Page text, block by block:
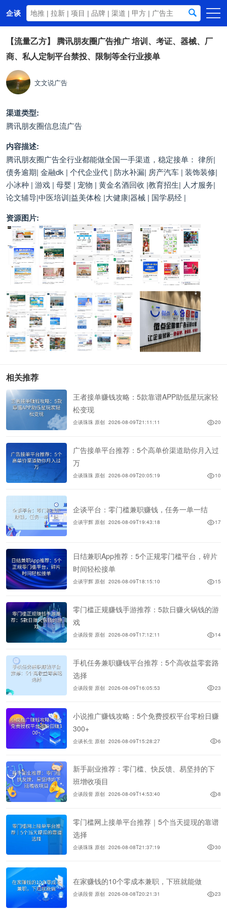
企谈
首页
商务资源
资讯动态
关于我们
【流量乙方】
腾讯朋友圈广告推广 培训、考证、器械、厂
商、私人定制平台禁投、限制等全行业接单
文文说广告
渠道类型:
腾讯朋友圈信息流广告
内容描述:
腾讯朋友圈广告全行业都能做全国一手渠道，稳定接单： 律所|
债务逾期| 金融dk | 个代企业代 | 防水补漏| 房产汽车 | 装饰装修|
小冰种 | 游戏 | 母婴 | 宠物 | 黄金名酒回收 |教育招生| 人才服务|
论文辅导|中医培训|益美体检 |大健康|器械 | 国学易经 |
资源图片:
相关推荐
王者接单赚钱攻略：5款靠谱APP助低星玩家轻
松变现
企谈珠珠 原创 2026-08-09T21:11:11 20
广告接单平台推荐：5个高单价渠道助你月入过
万
企谈珠珠 原创 2026-08-09T20:05:19 10
企谈平台：零门槛兼职赚钱，任务一单一结
企谈宇辉 原创 2026-08-09T19:43:18 17
日结兼职App推荐：5个正规零门槛平台，碎片
时间轻松接单
企谈宇辉 原创 2026-08-09T18:15:10 15
零门槛正规赚钱手游推荐：5款日赚火锅钱的游
戏
企谈段誉 原创 2026-08-09T17:12:11 14
手机任务兼职赚钱平台推荐：5个高收益零套路
选择
企谈段誉 原创 2026-08-09T16:05:53 23
小说推广赚钱攻略：5个免费授权平台零粉日赚
300+
企谈长生 原创 2026-08-09T15:28:27 6
新手副业推荐：零门槛、快反馈、易坚持的下
班增收项目
企谈段誉 原创 2026-08-09T14:53:40 8
零门槛网上接单平台推荐｜5个当天提现的靠谱
选择
企谈珠珠 原创 2026-08-08T21:37:19 30
在家赚钱的10个零成本兼职，下班就能做
企谈段誉 原创 2026-08-08T20:21:31 23